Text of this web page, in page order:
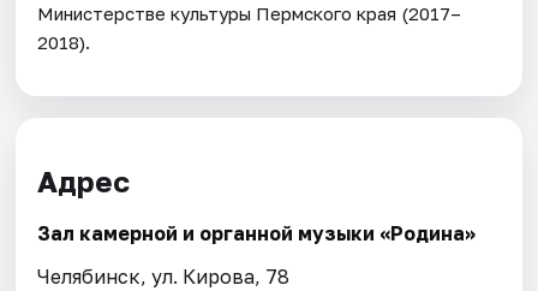
Министерстве культуры Пермского края (2017–
2018).
Адрес
Зал камерной и органной музыки «Родина»
Челябинск, ул. Кирова, 78